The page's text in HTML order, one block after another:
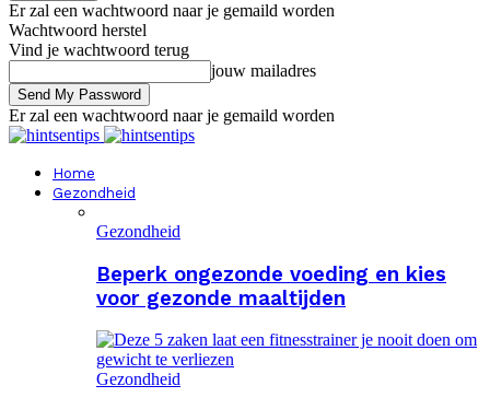
Er zal een wachtwoord naar je gemaild worden
Wachtwoord herstel
Vind je wachtwoord terug
jouw mailadres
Er zal een wachtwoord naar je gemaild worden
Home
Gezondheid
Gezondheid
Beperk ongezonde voeding en kies
voor gezonde maaltijden
Gezondheid